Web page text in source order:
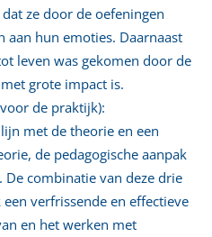
ze door de oefeningen
aan hun emoties. Daarnaast
leven was gekomen door de
grote impact is.
de praktijk):
met de theorie en een
de pedagogische aanpak
combinatie van deze drie
verfrissende en effectieve
en het werken met